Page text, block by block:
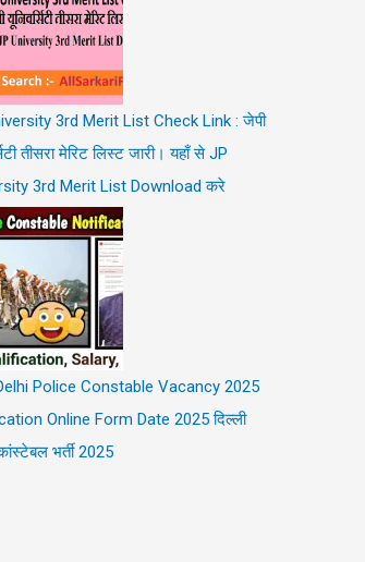
3rd Merit List Check Link : जेपी
तीसरा मेरिट लिस्ट जारी। यहाँ से JP
3rd Merit List Download करे
Police Constable Vacancy 2025
Online Form Date 2025 दिल्ली
भर्ती 2025